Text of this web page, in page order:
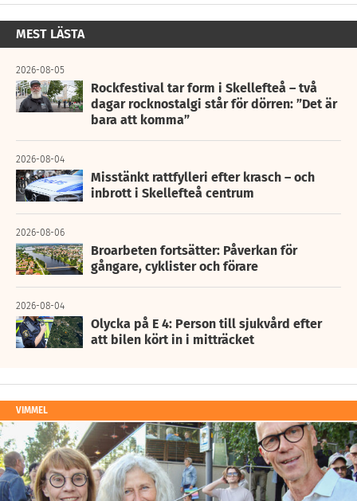
MEST LÄSTA
2026-08-05
Rockfestival tar form i Skellefteå – två
dagar rocknostalgi står för dörren: ”Det är
bara att komma”
2026-08-04
Misstänkt rattfylleri efter krasch – och
inbrott i Skellefteå centrum
2026-08-06
Broarbeten fortsätter: Påverkan för
gångare, cyklister och förare
2026-08-04
Olycka på E 4: Person till sjukvård efter
att bilen kört in i mitträcket
VIMMEL